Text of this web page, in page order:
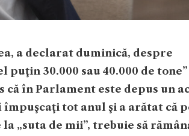
a declarat duminică, despre
puţin 30.000 sau 40.000 de tone”
că în Parlament este depus un
tot anul şi a arătat că
„suta de mii”, trebuie să